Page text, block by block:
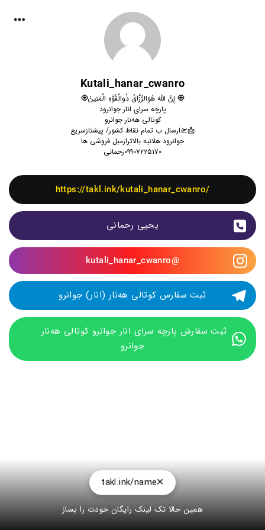
Kutali_hanar_cwanro
🧿 إِنَّ اللَّهَ هُوَالرَّزَّاقُ ذُوالْقُوَّهِ الْمَتِینُ🧿
پارچه سرای انار جوانرود
کوتالی هه‌نار جوانرو
📩🛫ارسال ب تمام نقاط کشور/ پیشتازسریع
جوانرود هلانیه بالاترازمبل فروشی ها
۰۹۹۰۷۲۲۵۱۷۰رحمانی
https://takl.ink/kutali_hanar_cwanro/
یحیی رحمانی
kutali_hanar_cwanro@
ثبت سفارس کوتالی هه‌نار (انار) جوانرو
جوانرو
takl.ink/name
همین حالا تک لینک رایگان خودت را بساز